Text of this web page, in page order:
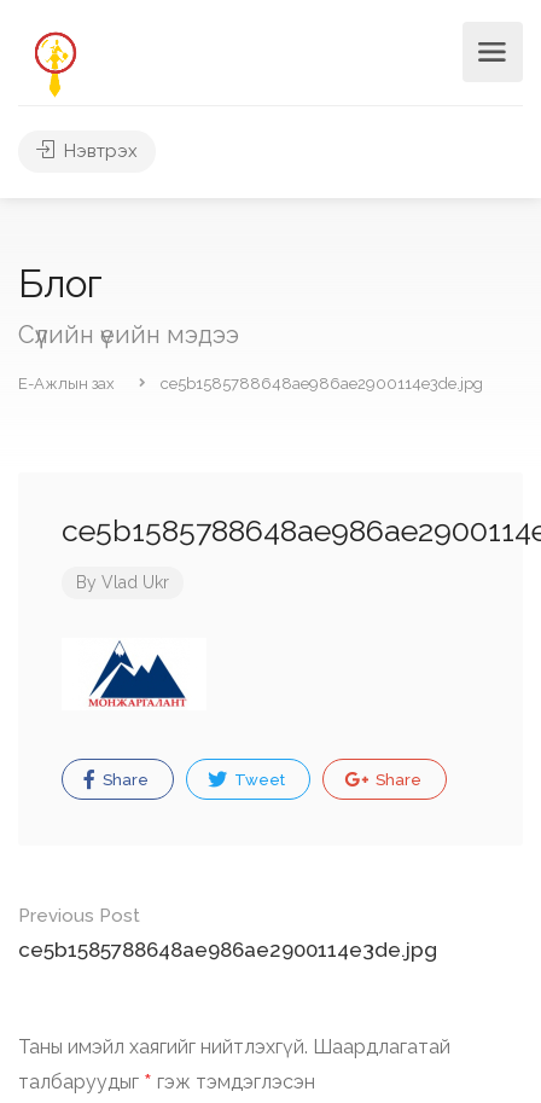
Нэвтрэх
Блог
Сүүлийн үеийн мэдээ
Е-Ажлын зах ce5b1585788648ae986ae2900114e3de.jpg
By Vlad Ukr
Share Tweet Share
Post
navigation
Previous Post
ce5b1585788648ae986ae2900114e3de.jpg
Таны имэйл хаягийг нийтлэхгүй. Шаардлагатай
талбаруудыг * гэж тэмдэглэсэн